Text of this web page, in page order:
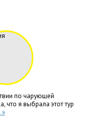
по чарующей
что я выбрала этот тур
»